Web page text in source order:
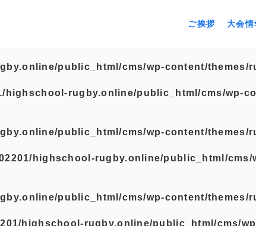
ご挨拶 大会情
public_html/cms/wp-content/themes/
highschool-rugby.online/public_html/cms/wp-
public_html/cms/wp-content/themes/
highschool-rugby.online/public_html/
public_html/cms/wp-content/themes/
highschool-rugby.online/public_html/cms/